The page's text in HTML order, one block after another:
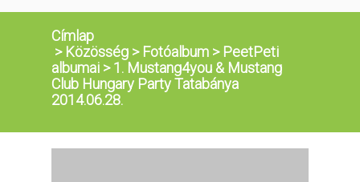
Címlap
> Közösség > Fotóalbum > PeetPeti
albumai >1. Mustang4you & Mustang
Club Hungary Party Tatabánya
2014.06.28.